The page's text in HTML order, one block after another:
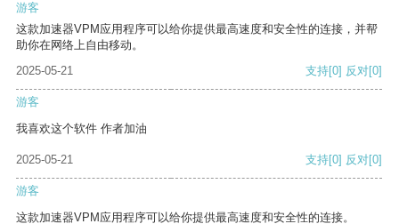
游客
这款加速器VPM应用程序可以给你提供最高速度和安全性的连接，并帮
助你在网络上自由移动。
2025-05-21
支持[0] 反对[0]
游客
我喜欢这个软件 作者加油
2025-05-21 支持[0] 反对[0]
游客
这款加速器VPM应用程序可以给你提供最高速度和安全性的连接。